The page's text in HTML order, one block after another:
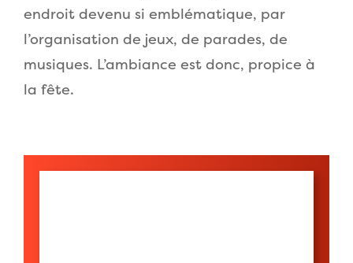
endroit devenu si emblématique, par
l’organisation de jeux, de parades, de
musiques. L’ambiance est donc, propice à
la fête.